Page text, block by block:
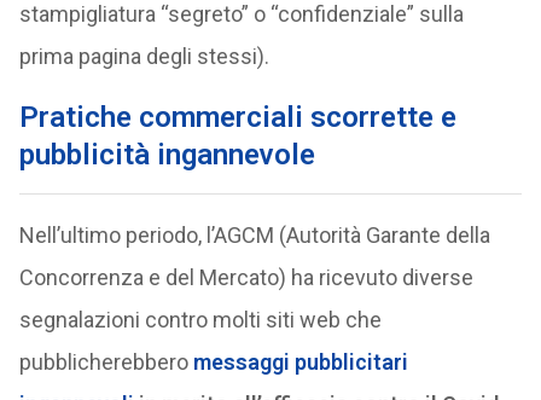
stampigliatura “segreto” o “confidenziale” sulla
prima pagina degli stessi).
Pratiche commerciali scorrette e
pubblicità ingannevole
Nell’ultimo periodo, l’AGCM (Autorità Garante della
Concorrenza e del Mercato) ha ricevuto diverse
segnalazioni contro molti siti web che
pubblicherebbero messaggi pubblicitari